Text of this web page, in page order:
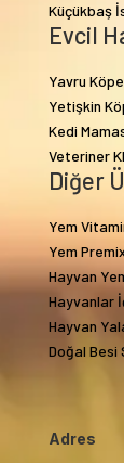
Küçükbaş
Evcil
Yavru
Yetişkin
Kedi
Veteriner
Diğer
Yem
Yem
Hayvan
Hayvanlar
Hayvan
Doğal
Adres